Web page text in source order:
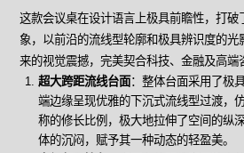
这款会议桌在设计语言上极具前瞻性，打破
象，以前沿的流线型轮廓和极具辨识度的
来的视觉震撼，完美契合科技、金融及高端
超大跨距流线台面：整体台面采用了极
端边缘呈现优雅的下沉式流线型过渡，
称的修长比例，极大地拉伸了空间的纵
体的沉闷，赋予其一种动态的轻盈美。